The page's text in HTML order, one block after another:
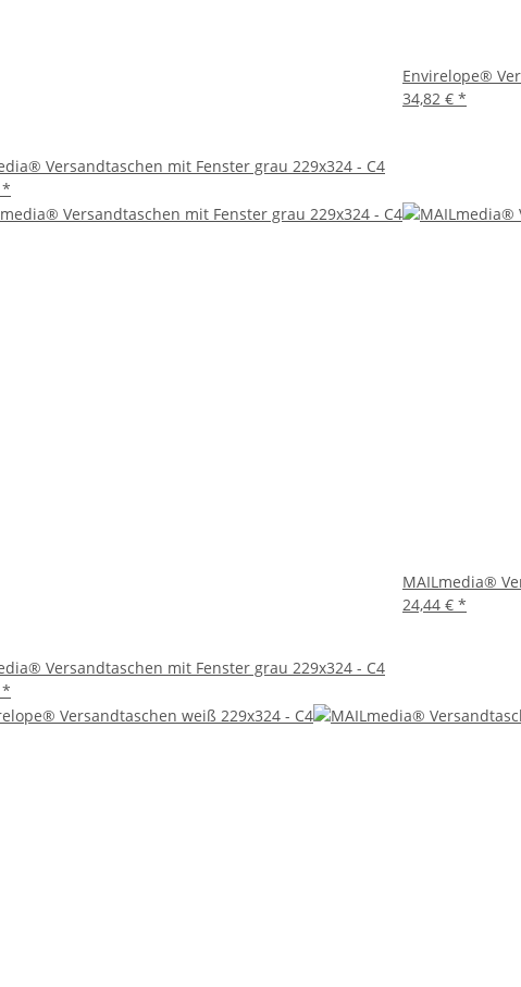
Versandtaschen mit Fenster grau 229x324 - C4
*
Envirelope®
34,82 € *
Versandtaschen mit Fenster grau 229x324 - C4
*
MAILmedia®
24,44 € *